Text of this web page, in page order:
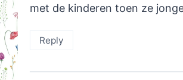
met de kinderen toen ze
Reply